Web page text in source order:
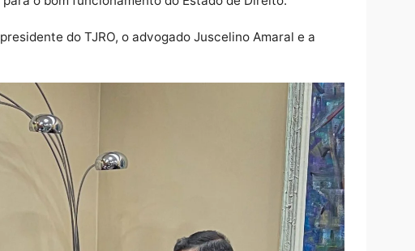
a atuação do TJRO em projetos como Fóruns Digitais,
para todo estado de Rondônia.
gratidão pela visita do parlamentar e ressaltou a relevância do
do sistema judiciário, destacando a importância da
para o bom funcionamento do Estado de Direito.
o presidente do TJRO, o advogado Juscelino Amaral e a